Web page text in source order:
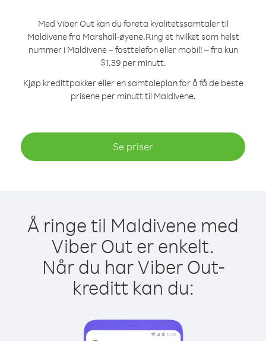
Med Viber Out kan du foreta kvalitetssamtaler til
Maldivene fra Marshall-øyene.Ring et hvilket som helst
nummer i Maldivene – fasttelefon eller mobil! – fra kun
$1.39 per minutt.
Kjøp kredittpakker eller en samtaleplan for å få de beste
prisene per minutt til Maldivene.
Se priser
Å ringe til Maldivene med
Viber Out er enkelt.
Når du har Viber Out-
kreditt kan du: